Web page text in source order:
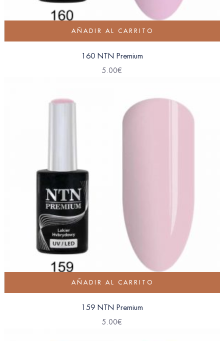
AÑADIR AL CARRITO
160 NTN Premium
5.00€
AÑADIR AL CARRITO
159 NTN Premium
5.00€